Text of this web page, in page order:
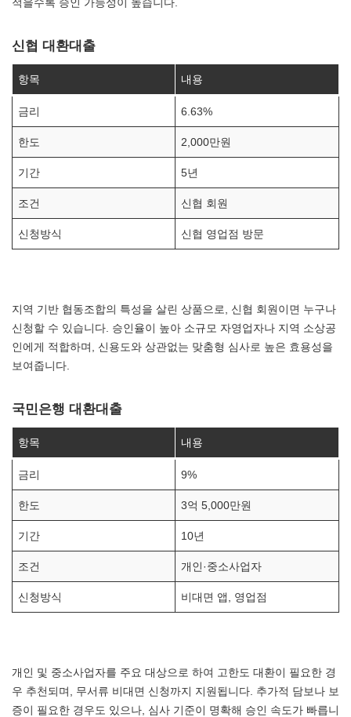
신협 대환대출
항목 내용
금리 6.63%
한도 2,000만원
기간 5년
조건 신협 회원
신청방식 신협 영업점 방문
지역 기반 협동조합의 특성을 살린 상품으로, 신협 회원이면 누구나
신청할 수 있습니다. 승인율이 높아 소규모 자영업자나 지역 소상공
인에게 적합하며, 신용도와 상관없는 맞춤형 심사로 높은 효용성을
보여줍니다.
국민은행 대환대출
항목 내용
금리 9%
한도 3억 5,000만원
기간 10년
조건 개인·중소사업자
신청방식 비대면 앱, 영업점
개인 및 중소사업자를 주요 대상으로 하여 고한도 대환이 필요한 경
우 추천되며, 무서류 비대면 신청까지 지원됩니다. 추가적 담보나 보
증이 필요한 경우도 있으나, 심사 기준이 명확해 승인 속도가 빠릅니